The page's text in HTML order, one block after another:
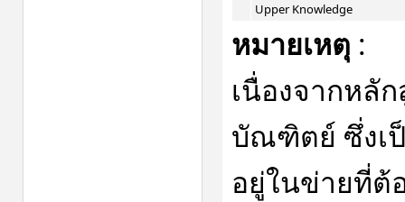
Upper Knowledge
หมายเหตุ :
เนื่องจากหลั
บัณฑิตย์ ซึ่งเ
อยู่ในข่ายที่ต้